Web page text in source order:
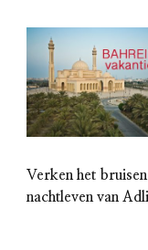
Verken het
nachtleven van